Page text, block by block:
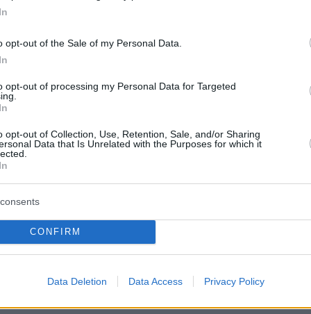
opt-out of the Sale of my Personal Data.
opt-out of processing my Personal Data for Targeted
opt-out of Collection, Use, Retention, Sale, and/or Sharing
Data that Is Unrelated with the Purposes for which it
CONFIRM
Data Deletion Data Access Privacy Policy
μπορούσε να αποτελέσει μία «ανάσα» για
περίπου 1 στα 20.000 έως 50.000
ήδη έντονη συζήτηση για το κόστος του
φαίνεται ότι ο Οργανισμός Τροφίμων και
η θεραπεία θα μπορούσε να
ότι, το συνολικό κόστος για κάθε
με μέτρια έως σοβαρή αιμορροφιλία Β,
εκατομμύρια δολάρια.